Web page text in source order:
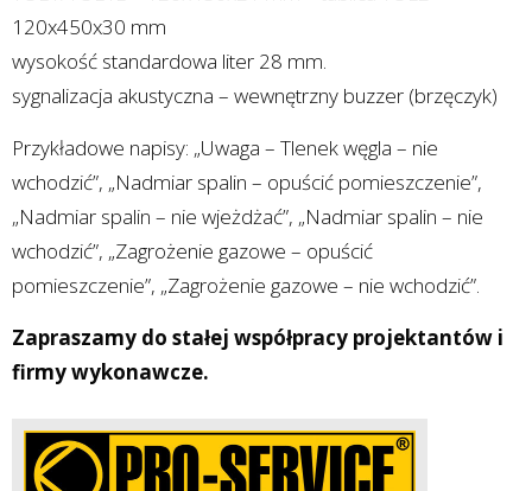
120x450x30 mm
wysokość standardowa liter 28 mm.
sygnalizacja akustyczna – wewnętrzny buzzer (brzęczyk)
Przykładowe napisy: „Uwaga – Tlenek węgla – nie
wchodzić”, „Nadmiar spalin – opuścić pomieszczenie”,
„Nadmiar spalin – nie wjeżdżać”, „Nadmiar spalin – nie
wchodzić”, „Zagrożenie gazowe – opuścić
pomieszczenie”, „Zagrożenie gazowe – nie wchodzić”.
Zapraszamy do stałej współpracy projektantów i
firmy wykonawcze.